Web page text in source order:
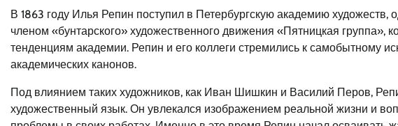
В 1863 году Илья Репин поступил в Петербургскую академию художеств,
членом «бунтарского» художественного движения «Пятницкая группа»,
тенденциям академии. Репин и его коллеги стремились к самобытному
академических канонов.
Под влиянием таких художников, как Иван Шишкин и Василий Перов,
художественный язык. Он увлекался изображением реальной жизни и